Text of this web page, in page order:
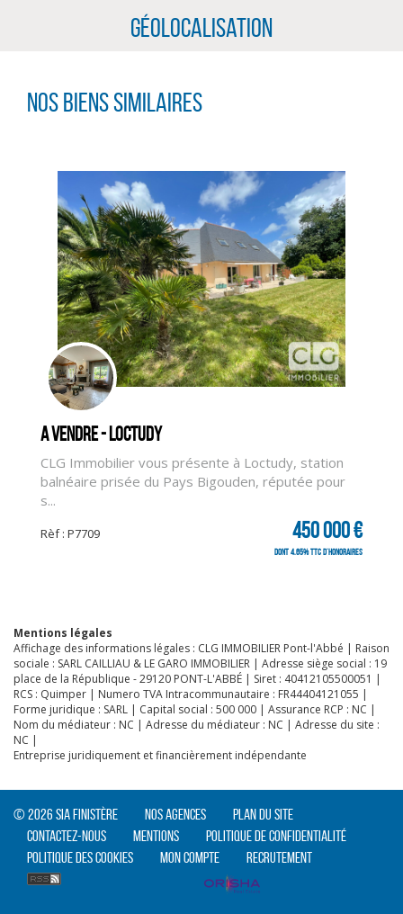
CLIQUER ICI POUR AGRANDIR
Géolocalisation
Nos biens similaires
A vendre - LOCTUDY
CLG Immobilier vous présente à Loctudy, station
balnéaire prisée du Pays Bigouden, réputée pour
s...
Rèf : P7709 450 000 €
dont 4.65% TTC d'honoraires
Mentions légales
Affichage des informations légales : CLG IMMOBILIER Pont-l'Abbé | Raison
sociale : SARL CAILLIAU & LE GARO IMMOBILIER | Adresse siège social : 19
place de la République - 29120 PONT-L'ABBÉ | Siret : 40412105500051 |
RCS : Quimper | Numero TVA Intracommunautaire : FR44404121055 |
Forme juridique : SARL | Capital social : 500 000 | Assurance RCP : NC |
Nom du médiateur : NC | Adresse du médiateur : NC | Adresse du site :
NC |
Entreprise juridiquement et financièrement indépendante
© 2026 SIA Finistère Nos agences
Plan du site
Contactez-nous
Mentions
Politique de confidentialité
Politique des cookies
Mon compte Recrutement